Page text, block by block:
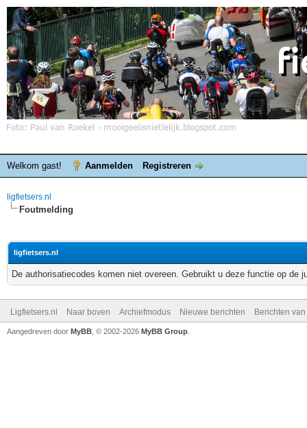
Welkom gast! Aanmelden Registreren
ligfietsers.nl
Foutmelding
ligfietsers.nl
De authorisatiecodes komen niet overeen. Gebruikt u deze functie op de
Ligfietsers.nl Naar boven Archiefmodus Nieuwe berichten Berichten
Aangedreven door MyBB , © 2002-2026 MyBB Group